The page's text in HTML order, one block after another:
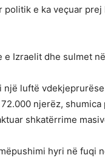
politik e ka veçuar
e Izraelit dhe sulmet
një luftë
njerëz,
shkatërrime
hyri në fuqi